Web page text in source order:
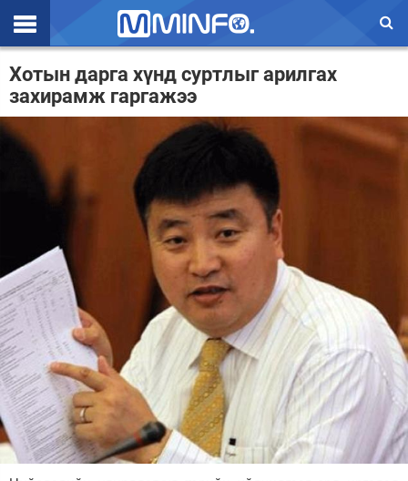
Эхлэл
Цаг агаар
Валют ханш
Улс төр
Үзэл бодол
Спорт
Нийгэм
Дэлхий
Энтертайнмэнт
Зурхай
Хотын дарга хүнд суртлыг арилгах
захирамж гаргажээ